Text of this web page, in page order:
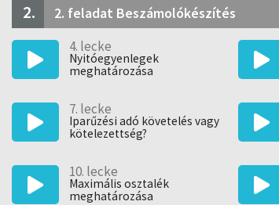
2. 2. feladat Beszámolókészítés
4. lecke
Nyitóegyenlegek
meghatározása
7. lecke
Iparűzési adó követelés vagy
kötelezettség?
10. lecke
Maximális osztalék
meghatározása